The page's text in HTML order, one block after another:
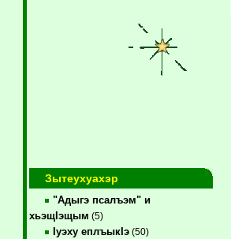
Зытеухуахэр
"Адыгэ псалъэм" и
хьэщIэщым (5)
Iуэху еплъыкIэ(50)